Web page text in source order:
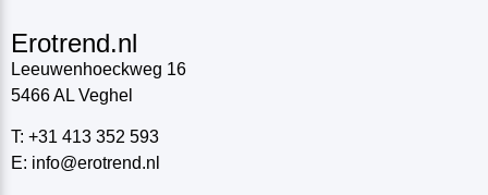
Erotrend.nl
Leeuwenhoeckweg 16
5466 AL Veghel
T: +31 413 352 593
E: info@erotrend.nl